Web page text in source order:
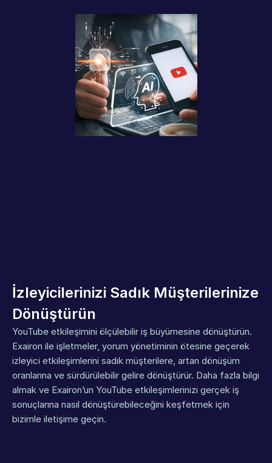
İzleyicilerinizi Sadık Müşterilerinize
Dönüştürün
YouTube etkileşimini ölçülebilir iş büyümesine dönüştürün.
Exairon ile işletmeler, yorum yönetiminin ötesine geçerek
izleyici etkileşimlerini sadık müşterilere, artan dönüşüm
oranlarına ve sürdürülebilir gelire dönüştürür. Daha fazla bilgi
almak ve Exairon’un YouTube etkileşimlerinizi gerçek iş
sonuçlarına nasıl dönüştürebileceğini keşfetmek için
bizimle iletişime geçin.